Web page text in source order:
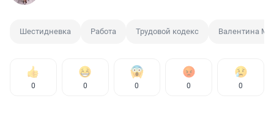
Шестидневка Работа Трудовой кодекс Валентина
0 0 0 0 0